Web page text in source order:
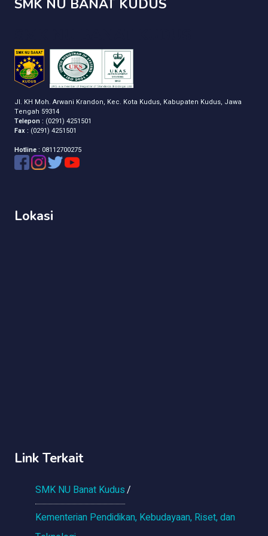
SMK NU BANAT KUDUS
Jl. KH Moh. Arwani Krandon, Kec. Kota Kudus, Kabupaten Kudus, Jawa
Tengah 59314
Telepon : (0291) 4251501
Fax : (0291) 4251501
Hotline : 08112700275
Lokasi
Link Terkait
SMK NU Banat Kudus
Kementerian Pendidikan, Kebudayaan, Riset, dan